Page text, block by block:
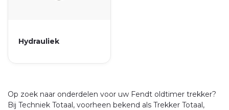
Hydrauliek
Op zoek naar onderdelen voor uw Fendt oldtimer trekker?
Bij Techniek Totaal, voorheen bekend als Trekker Totaal,